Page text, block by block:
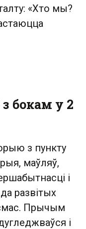
«Хто мы?
бокам у 2
з пункту
маўляў,
і
развітых
Прычым
і